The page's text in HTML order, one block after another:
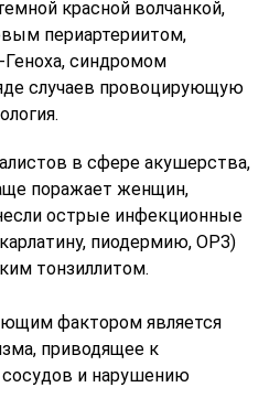
красной волчанкой,
периартериитом,
синдромом
случаев провоцирующую
в сфере акушерства,
поражает женщин,
острые инфекционные
пиодермию, ОРЗ)
тонзиллитом.
фактором является
приводящее к
и нарушению